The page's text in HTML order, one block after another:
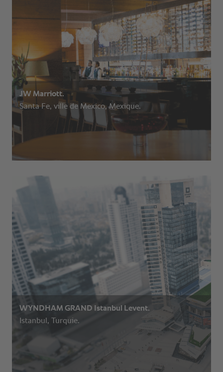
JW Marriott.
Santa Fe, ville de Mexico, Mexique.
WYNDHAM GRAND Istanbul Levent.
Istanbul, Turquie.